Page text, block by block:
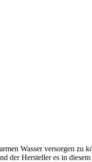
Wasser versorgen zu
der Hersteller es in